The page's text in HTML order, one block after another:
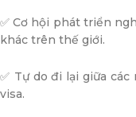
✅ Cơ hội phát triển
khác trên thế giới.
✅ Tự do đi lại giữa
visa.